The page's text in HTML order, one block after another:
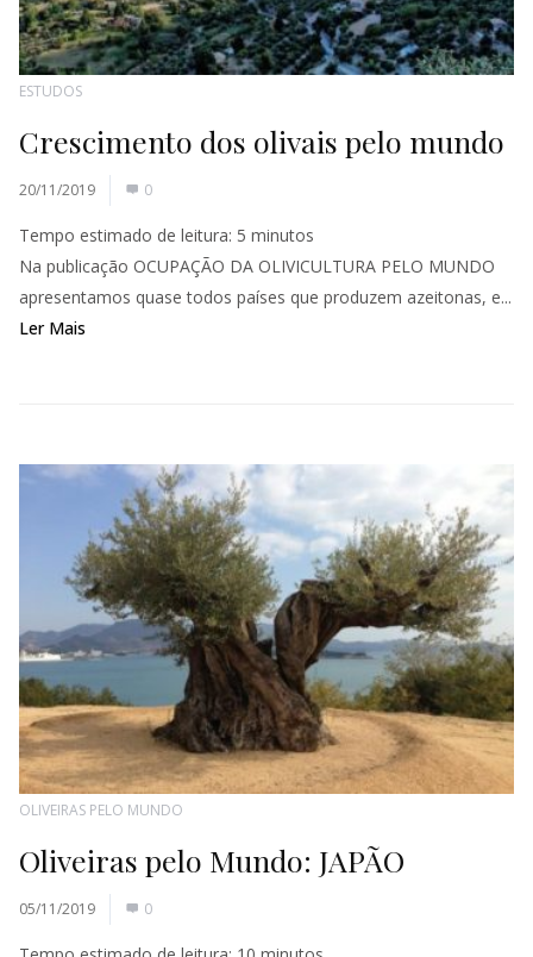
ESTUDOS
Crescimento dos olivais pelo mundo
20/11/2019 0
Tempo estimado de leitura: 5 minutos
Na publicação OCUPAÇÃO DA OLIVICULTURA PELO MUNDO
apresentamos quase todos países que produzem azeitonas, e...
Ler Mais
OLIVEIRAS PELO MUNDO
Oliveiras pelo Mundo: JAPÃO
05/11/2019 0